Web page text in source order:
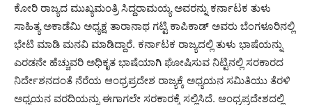
ಕೋರಿ ರಾಜ್ಯದ ಮುಖ್ಯಮಂತ್ರಿ ಸಿದ್ದರಾಮಯ್ಯ ಅವರನ್ನು ಕರ್ನಾಟಕ ತುಳು
ಸಾಹಿತ್ಯ ಅಕಾಡೆಮಿ ಅಧ್ಯಕ್ಷ ತಾರಾನಾಥ ಗಟ್ಟಿ ಕಾಪಿಕಾಡ್ ಅವರು ಬೆಂಗಳೂರಿನಲ್ಲಿ
ಭೇಟಿ ಮಾಡಿ ಮನವಿ ಮಾಡಿದ್ದಾರೆ. ಕರ್ನಾಟಕ ರಾಜ್ಯದಲ್ಲಿ ತುಳು ಭಾಷೆಯನ್ನು
ಎರಡನೇ ಹೆಚ್ಚುವರಿ ಅಧಿಕೃತ ಭಾಷೆಯಾಗಿ ಘೋಷಿಸುವ ನಿಟ್ಟಿನಲ್ಲಿ ಸರಕಾರದ
ನಿರ್ದೇಶನದಂತೆ ನೆರೆಯ ಆಂಧ್ರಪ್ರದೇಶ ರಾಜ್ಯಕ್ಕೆ ಅಧ್ಯಯನ ಸಮಿತಿಯು ತೆರಳಿ
ಅಧ್ಯಯನ ವರದಿಯನ್ನು ಈಗಾಗಲೇ ಸರಕಾರಕ್ಕೆ ಸಲ್ಲಿಸಿದೆ. ಆಂಧ್ರಪ್ರದೇಶದಲ್ಲಿ